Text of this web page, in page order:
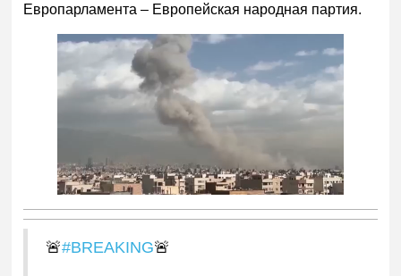
Европарламента – Европейская народная партия.
🚨#BREAKING🚨